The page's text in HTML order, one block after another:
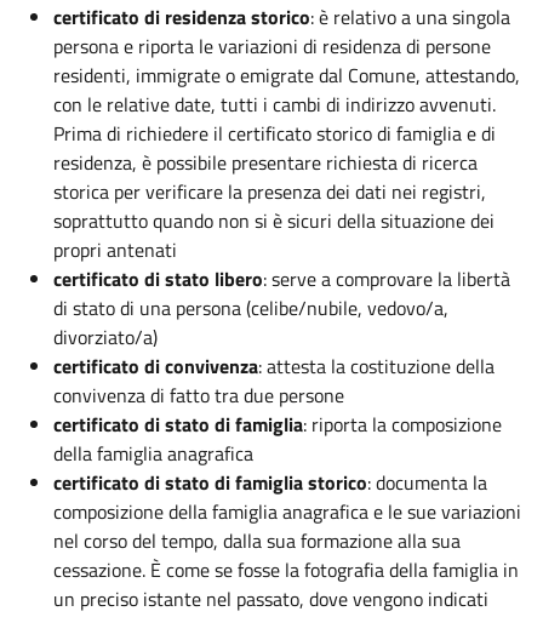
certificato di residenza storico: è relativo a una singola
persona e riporta le variazioni di residenza di persone
residenti, immigrate o emigrate dal Comune, attestando,
con le relative date, tutti i cambi di indirizzo avvenuti.
Prima di richiedere il certificato storico di famiglia e di
residenza, è possibile presentare richiesta di ricerca
storica per verificare la presenza dei dati nei registri,
soprattutto quando non si è sicuri della situazione dei
propri antenati
certificato di stato libero: serve a comprovare la libertà
di stato di una persona (celibe/nubile, vedovo/a,
divorziato/a)
certificato di convivenza: attesta la costituzione della
convivenza di fatto tra due persone
certificato di stato di famiglia: riporta la composizione
della famiglia anagrafica
certificato di stato di famiglia storico: documenta la
composizione della famiglia anagrafica e le sue variazioni
nel corso del tempo, dalla sua formazione alla sua
cessazione. È come se fosse la fotografia della famiglia in
un preciso istante nel passato, dove vengono indicati